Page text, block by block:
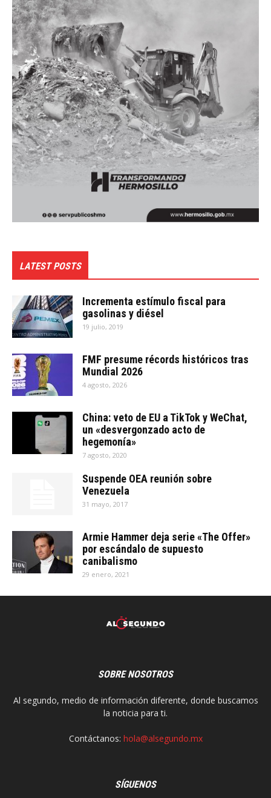
LATEST POSTS
Incrementa estímulo fiscal para
gasolinas y diésel
19 julio, 2019
FMF presume récords históricos tras
Mundial 2026
4 agosto, 2026
China: veto de EU a TikTok y WeChat,
un «desvergonzado acto de
hegemonía»
7 agosto, 2020
Suspende OEA reunión sobre
Venezuela
31 mayo, 2017
Armie Hammer deja serie «The Offer»
por escándalo de supuesto
canibalismo
29 enero, 2021
SOBRE NOSOTROS
Al segundo, medio de información diferente, donde buscamos
la noticia para ti.
Contáctanos: hola@alsegundo.mx
SÍGUENOS